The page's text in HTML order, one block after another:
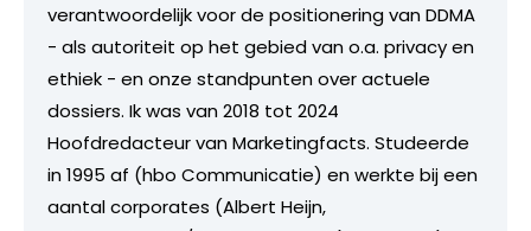
verantwoordelijk voor de positionering van DDMA
- als autoriteit op het gebied van o.a. privacy en
ethiek - en onze standpunten over actuele
dossiers. Ik was van 2018 tot 2024
Hoofdredacteur van Marketingfacts. Studeerde
in 1995 af (hbo Communicatie) en werkte bij een
aantal corporates (Albert Heijn,